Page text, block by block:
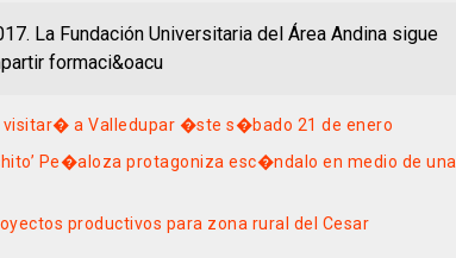
La Fundación Universitaria del Área Andina sigue
formaci&oacu
visitar� a Valledupar �ste s�bado 21 de enero
Pe�aloza protagoniza esc�ndalo en medio de una
productivos para zona rural del Cesar